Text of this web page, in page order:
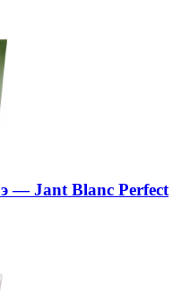
— Jant Blanc Perfect